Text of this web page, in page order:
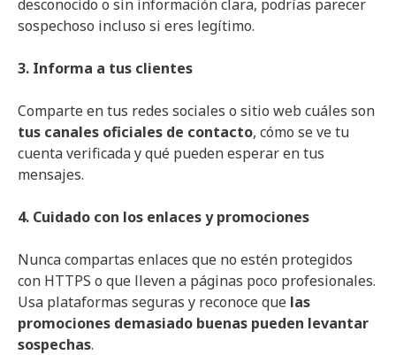
desconocido o sin información clara, podrías parecer
sospechoso incluso si eres legítimo.
3. Informa a tus clientes
Comparte en tus redes sociales o sitio web cuáles son
tus canales oficiales de contacto, cómo se ve tu
cuenta verificada y qué pueden esperar en tus
mensajes.
4. Cuidado con los enlaces y promociones
Nunca compartas enlaces que no estén protegidos
con HTTPS o que lleven a páginas poco profesionales.
Usa plataformas seguras y reconoce que las
promociones demasiado buenas pueden levantar
sospechas.